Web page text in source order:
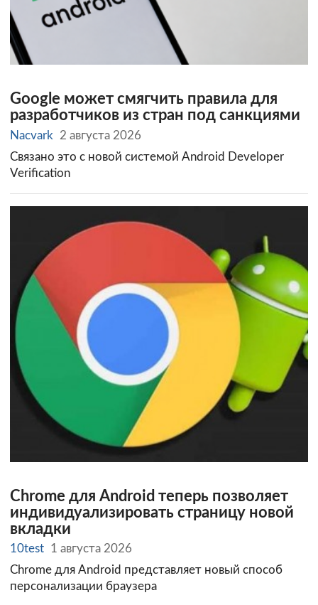
Google может смягчить правила для
разработчиков из стран под санкциями
Nacvark
2 августа 2026
Связано это с новой системой Android Developer
Verification
Chrome для Android теперь позволяет
индивидуализировать страницу новой
вкладки
10test 1 августа 2026
Chrome для Android представляет новый способ
персонализации браузера